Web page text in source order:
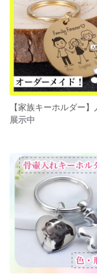
展示中